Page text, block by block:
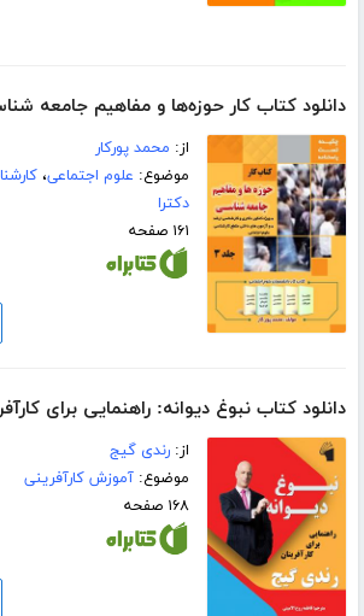
دانلود کتاب کار حوزه‌ها و مفاهیم جامعه
از: محمد پورکار
موضوع: علوم اجتماعی،
دکترا
۱۶۱ صفحه
دانلود کتاب نبوغ دیوانه: راهنمایی برای
از:رندی گیج
موضوع:آموزش کارآفرینی
۱۶۸ صفحه